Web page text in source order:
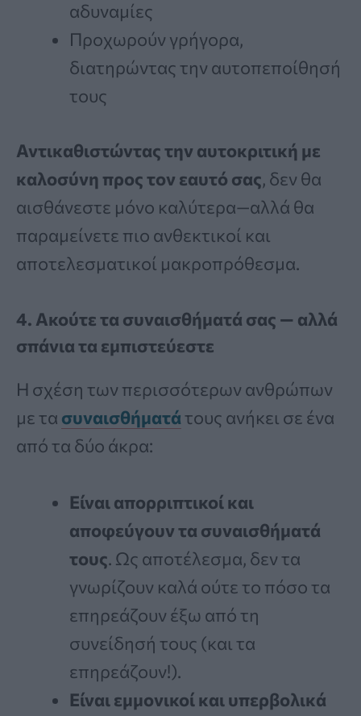
αδυναμίες
Προχωρούν γρήγορα,
διατηρώντας την αυτοπεποίθησή
τους
Αντικαθιστώντας την αυτοκριτική με
καλοσύνη προς τον εαυτό σας, δεν θα
αισθάνεστε μόνο καλύτερα—αλλά θα
παραμείνετε πιο ανθεκτικοί και
αποτελεσματικοί μακροπρόθεσμα.
4. Ακούτε τα συναισθήματά σας — αλλά
σπάνια τα εμπιστεύεστε
Η σχέση των περισσότερων ανθρώπων
με τα συναισθήματά τους ανήκει σε ένα
από τα δύο άκρα:
Είναι απορριπτικοί και
αποφεύγουν τα συναισθήματά
τους. Ως αποτέλεσμα, δεν τα
γνωρίζουν καλά ούτε το πόσο τα
επηρεάζουν έξω από τη
συνείδησή τους (και τα
επηρεάζουν!).
Είναι εμμονικοί και υπερβολικά